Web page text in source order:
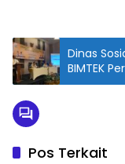
Dinas
BIMTEK
Pos Terkait